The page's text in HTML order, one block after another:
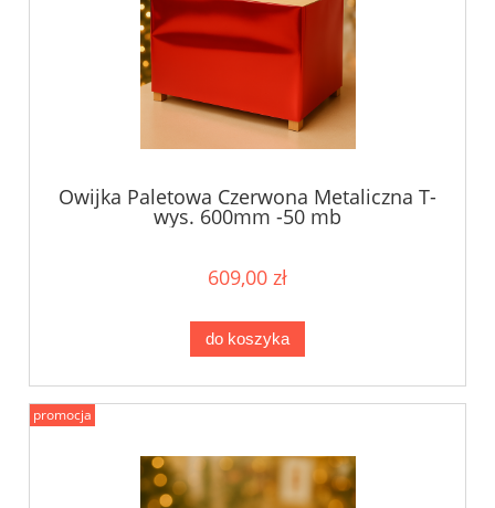
Owijka Paletowa Czerwona Metaliczna T-
wys. 600mm -50 mb
609,00 zł
do koszyka
promocja